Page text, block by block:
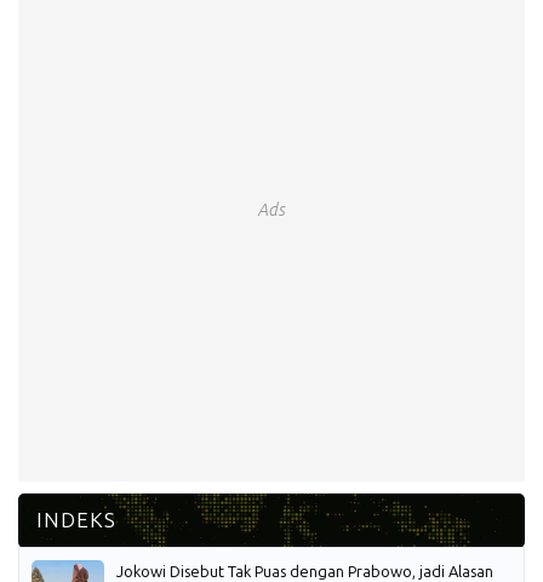
Ads
Jokowi Disebut Tak Puas dengan Prabowo, jadi Alasan